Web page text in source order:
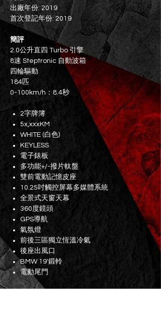
出廠年份: 2019
首次登記年份: 2019
簡評
2.0公升直四 Turbo 引擎
8速 Steptronic 自動波箱
四輪驅動
184匹
0-100km/h：8.4秒
2字牌簿
5x,xxxKM
WHITE (白色)
KEYLESS
電子錶板
多功能+/-撥片軚盤
雙前電動記憶皮座
10.25吋觸控屏幕多媒體系統
全景式天窗天幕
360度鏡頭
GPS導航
氣氛燈
前後三區獨立恆溫冷氣
後座出風口
BMW 19'鍛軨
電動尾門